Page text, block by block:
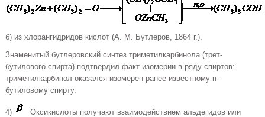
б) из хлорангидридов кислот (А. М. Бутлеров, 1864 г.).
Знаменитый бутлеровский синтез триметилкарбинола (трет-
бутилового спирта) подтвердил факт изомерии в ряду спиртов:
триметилкарбинол оказался изомерен ранее известному н-
бутиловому спирту.
4)
Оксикислоты получают взаимодействием альдегидов или